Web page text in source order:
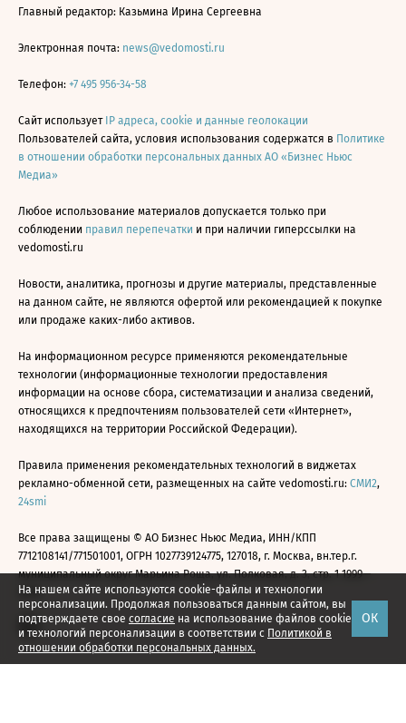
На нашем сайте используются cookie-файлы и технологии
персонализации. Продолжая пользоваться данным сайтом, вы
подтверждаете свое согласие на использование файлов cookie
и технологий персонализации в соответствии с Политикой в
отношении обработки персональных данных.
ОК
Главный редактор: Казьмина Ирина Сергеевна
Электронная почта: news@vedomosti.ru
Телефон: +7 495 956-34-58
Сайт использует IP адреса, cookie и данные геолокации
Пользователей сайта, условия использования содержатся в Политике
в отношении обработки персональных данных АО «Бизнес Ньюс
Медиа»
Любое использование материалов допускается только при
соблюдении правил перепечатки и при наличии гиперссылки на
vedomosti.ru
Новости, аналитика, прогнозы и другие материалы, представленные
на данном сайте, не являются офертой или рекомендацией к покупке
или продаже каких-либо активов.
На информационном ресурсе применяются рекомендательные
технологии (информационные технологии предоставления
информации на основе сбора, систематизации и анализа сведений,
относящихся к предпочтениям пользователей сети «Интернет»,
находящихся на территории Российской Федерации).
Правила применения рекомендательных технологий в виджетах
рекламно-обменной сети, размещенных на сайте vedomosti.ru: СМИ2,
24smi
Все права защищены © АО Бизнес Ньюс Медиа, ИНН/КПП
7712108141/771501001, ОГРН 1027739124775, 127018, г. Москва, вн.тер.г.
муниципальный округ Марьина Роща, ул. Полковая, д. 3, стр. 1 1999—
2026